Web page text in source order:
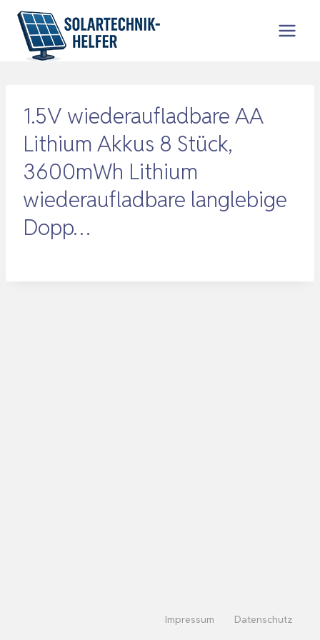
Zum
Inhalt
springen
1.5V wiederaufladbare AA
Lithium Akkus 8 Stück,
3600mWh Lithium
wiederaufladbare langlebige
Dopp…
Impressum Datenschutz